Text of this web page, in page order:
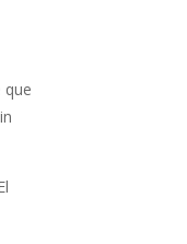
que